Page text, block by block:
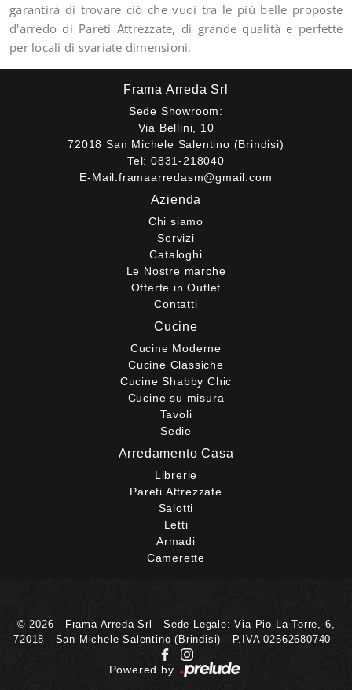
garantirà di trovare ciò che vuoi tra le più belle proposte
d'arredo di Pareti Attrezzate, di grande qualità e perfette
per locali di svariate dimensioni.
Frama Arreda Srl
Sede Showroom:
Via Bellini, 10
72018 San Michele Salentino (Brindisi)
Tel: 0831-218040
E-Mail:framaarredasm@gmail.com
Azienda
Chi siamo
Servizi
Cataloghi
Le Nostre marche
Offerte in Outlet
Contatti
Cucine
Cucine Moderne
Cucine Classiche
Cucine Shabby Chic
Cucine su misura
Tavoli
Sedie
Arredamento Casa
Librerie
Pareti Attrezzate
Salotti
Letti
Armadi
Camerette
© 2026 - Frama Arreda Srl - Sede Legale: Via Pio La Torre, 6,
72018 - San Michele Salentino (Brindisi) - P.IVA 02562680740 -
Powered by